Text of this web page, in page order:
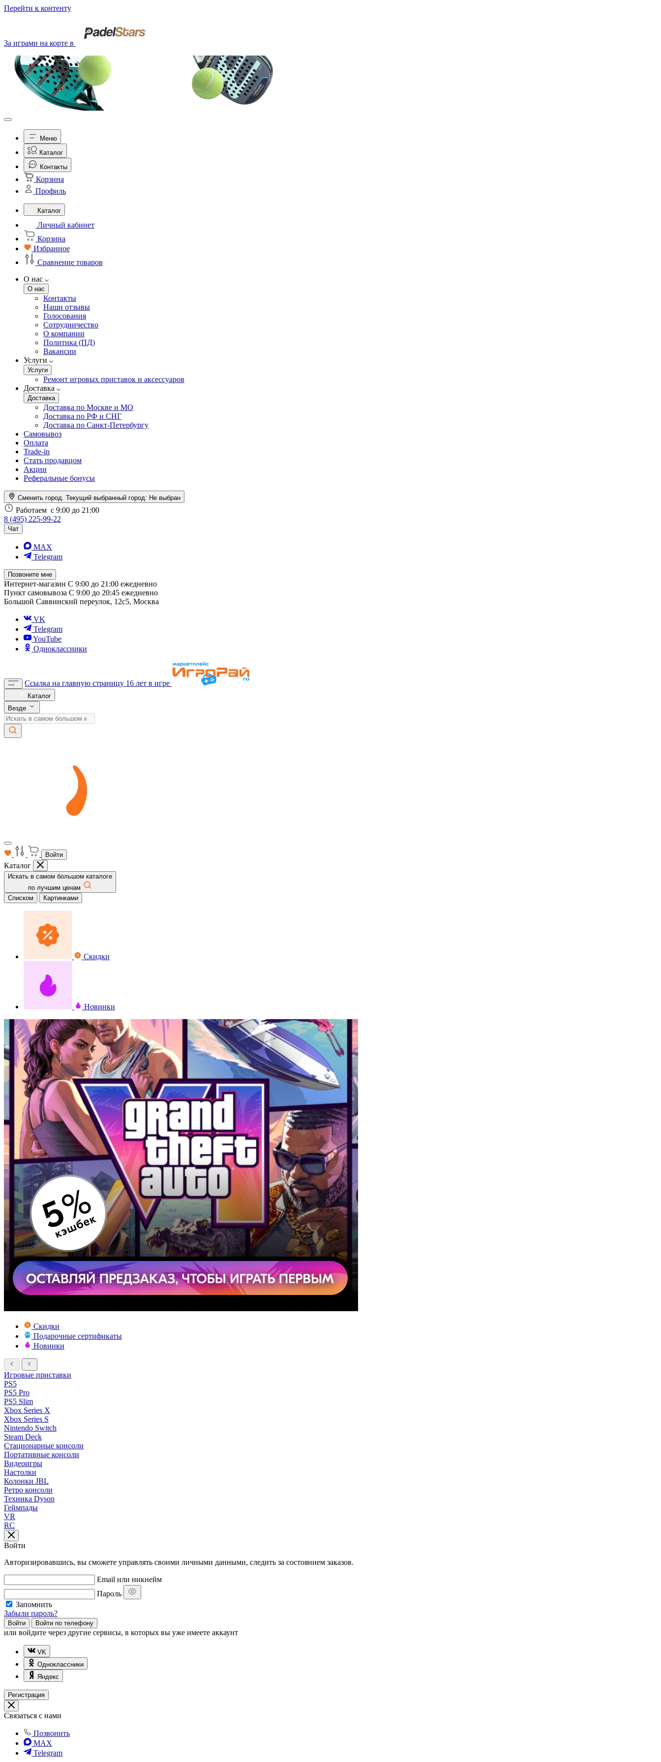
Перейти к контенту
За играми на корте в
Меню
Каталог
Контакты
Корзина
Профиль
Каталог
Личный кабинет
Корзина
Избранное
Сравнение товаров
О нас
О нас
Контакты
Наши отзывы
Голосования
Сотрудничество
О компании
Политика (ПД)
Вакансии
Услуги
Услуги
Ремонт игровых приставок и аксессуаров
Доставка
Доставка
Доставка по Москве и МО
Доставка по РФ и СНГ
Доставка по Санкт-Петербургу
Самовывоз
Оплата
Trade-in
Стать продавцом
Акции
Реферальные бонусы
Сменить город. Текущий выбранный город: Не выбран
Работаем с 9:00 до 21:00
8 (495) 225-99-22
Чат
MAX
Telegram
Позвоните мне
Интернет-магазин С 9:00 до 21:00 ежедневно
Пункт самовывоза С 9:00 до 20:45 ежедневно
Большой Саввинский переулок, 12с5, Москва
VK
Telegram
YouTube
Одноклассники
Ссылка на главную страницу 16 лет в игре
Каталог
Везде
Войти
Каталог
Искать в самом большом каталоге
по лучшим ценам
Списком
Картинками
Скидки
Новинки
Скидки
Подарочные сертификаты
Новинки
Игровые приставки
PS5
PS5 Pro
PS5 Slim
Xbox Series X
Xbox Series S
Nintendo Switch
Steam Deck
Стационарные консоли
Портативные консоли
Видеоигры
Настолки
Колонки JBL
Ретро консоли
Техника Dyson
Геймпады
VR
RC
Войти
Авторизировавшись, вы сможете управлять своими личными данными, следить за состоянием заказов.
Email или никнейм
Пароль
Запомнить
Забыли пароль?
Войти Войти по телефону
или войдите через другие сервисы, в которых вы уже имеете аккаунт
VK
Одноклассники
Яндекс
Регистрация
Связаться с нами
Позвонить
MAX
Telegram